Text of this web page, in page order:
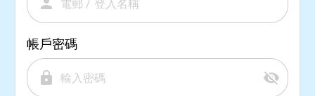
person
帳戶密碼
lock visibility_off